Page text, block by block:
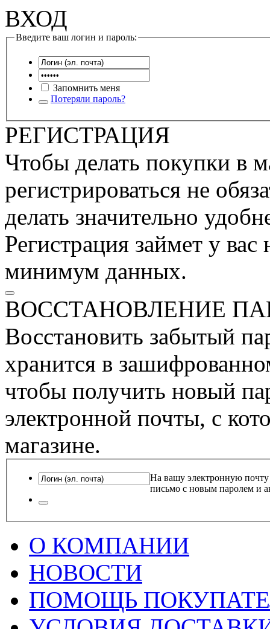
ВХОД
Введите ваш логин и пароль:
Запомнить меня
Потеряли пароль?
РЕГИСТРАЦИЯ
Чтобы делать покупки в
регистрироваться не
делать значительно
Регистрация займет у
минимум данных.
ВОССТАНОВЛЕНИЕ
Восстановить забытый
хранится в
чтобы получить новый
электронной почты, с
магазине.
На вашу электронную почту
письмо с новым паролем и
О КОМПАНИИ
НОВОСТИ
ПОМОЩЬ